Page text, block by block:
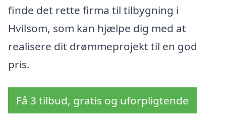
finde det rette firma til tilbygning i
Hvilsom, som kan hjælpe dig med at
realisere dit drømmeprojekt til en god
pris.
Få 3 tilbud, gratis og uforpligtende